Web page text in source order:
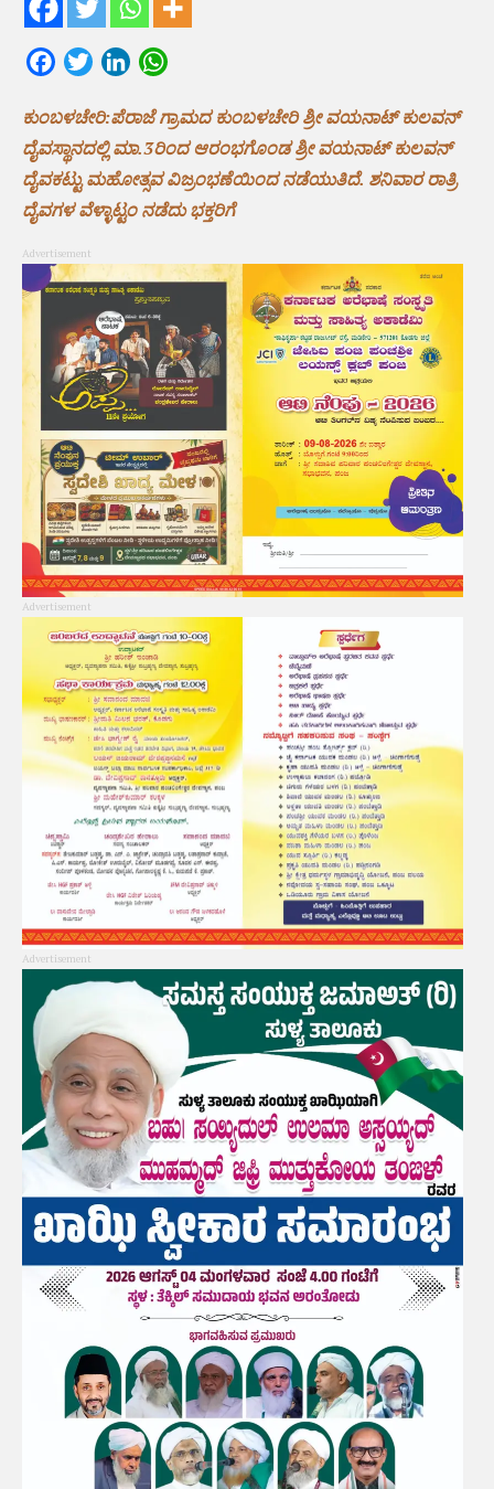
FacebookTwitterLinkedIn
ಕುಂಬಳಚೇರಿ:ಪೆರಾಜೆ ಗ್ರಾಮದ ಕುಂಬಳಚೇರಿ ಶ್ರೀ ವಯನಾಟ್ ಕುಲವನ್
ದೈವಸ್ಥಾನದಲ್ಲಿ ಮಾ.3ರಿಂದ ಆರಂಭಗೊಂಡ ಶ್ರೀ ವಯನಾಟ್ ಕುಲವನ್
ದೈವಕಟ್ಟು ಮಹೋತ್ಸವ ವಿಜ್ರಂಭಣೆಯಿಂದ ನಡೆಯುತಿದೆ. ಶನಿವಾರ ರಾತ್ರಿ
ದೈವಗಳ ವೆಳ್ಳಾಟ್ಟಂ ನಡೆದು ಭಕ್ತರಿಗೆ
Advertisement
Advertisement
Advertisement